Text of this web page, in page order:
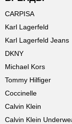
CARPISA
Karl Lagerfeld
Karl Lagerfeld Jeans
DKNY
Michael Kors
Tommy Hilfiger
Coccinelle
Calvin Klein
Calvin Klein